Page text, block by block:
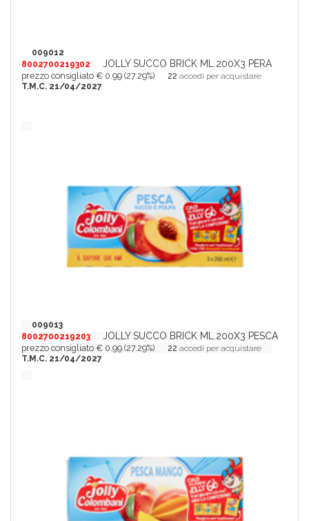
009012
8002700219302
JOLLY SUCCO BRICK ML.200X3 PERA
prezzo consigliato € 0.99 (27.29%) 22 accedi per acquistare
T.M.C. 21/04/2027
009013
8002700219203
JOLLY SUCCO BRICK ML.200X3 PESCA
prezzo consigliato € 0.99 (27.29%) 22 accedi per acquistare
T.M.C. 21/04/2027